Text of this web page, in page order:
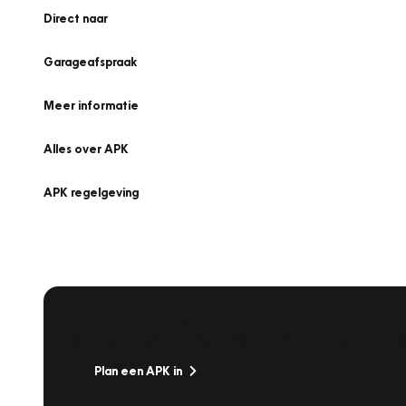
Direct naar
Garageafspraak
Meer informatie
Alles over APK
APK regelgeving
Plan een APK in